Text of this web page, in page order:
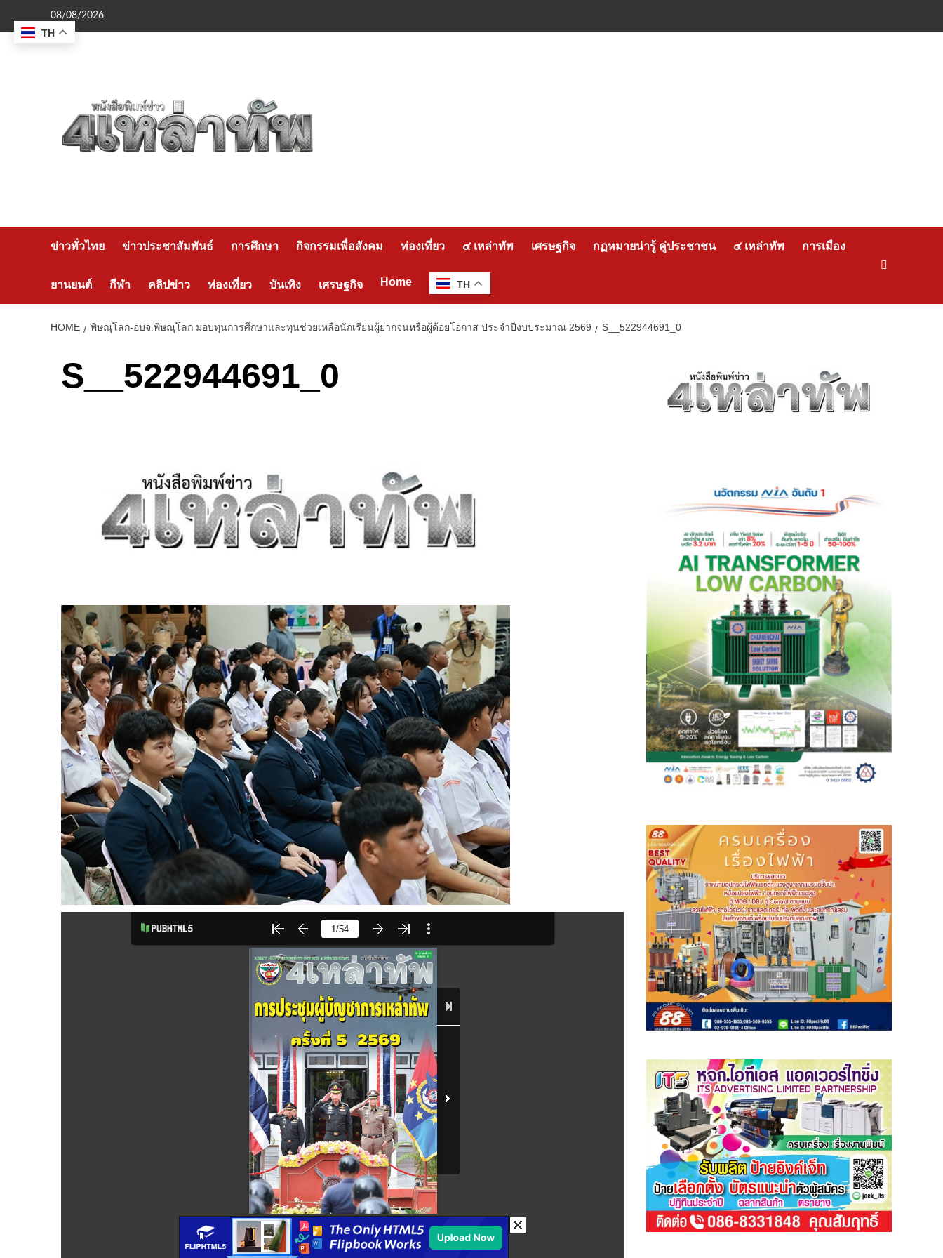
content
08/08/2026
ข่าวทั่วไทย ข่าวประชาสัมพันธ์ การศึกษา กิจกรรมเพื่อสังคม ท่องเที่ยว ๔ เหล่าทัพ เศรษฐกิจ กฏหมายน่ารู้ คู่ประชาชน ๔ เหล่าทัพ การเมือง
ยานยนต์ กีฬา คลิปข่าว ท่องเที่ยว บันเทิง เศรษฐกิจ Home TH
HOME พิษณุโลก-อบจ.พิษณุโลก มอบทุนการศึกษาและทุนช่วยเหลือนักเรียนผู้ยากจนหรือผู้ด้อยโอกาส ประจำปีงบประมาณ 2569 S__522944691_0
S__522944691_0
TH